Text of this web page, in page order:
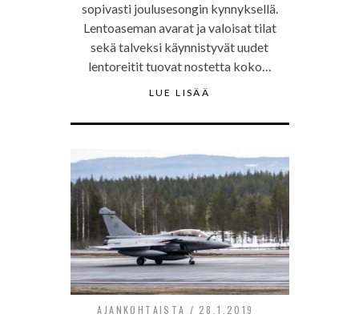
sopivasti joulusesongin kynnyksellä.
Lentoaseman avarat ja valoisat tilat
sekä talveksi käynnistyvät uudet
lentoreitit tuovat nostetta koko…
LUE LISÄÄ
AJANKOHTAISTA 28.1.2019